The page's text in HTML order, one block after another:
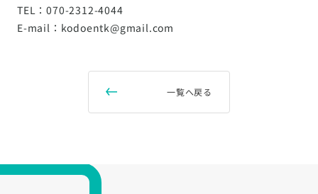
TEL：070-2312-4044
E-mail：kodoentk@gmail.com
一覧へ戻る